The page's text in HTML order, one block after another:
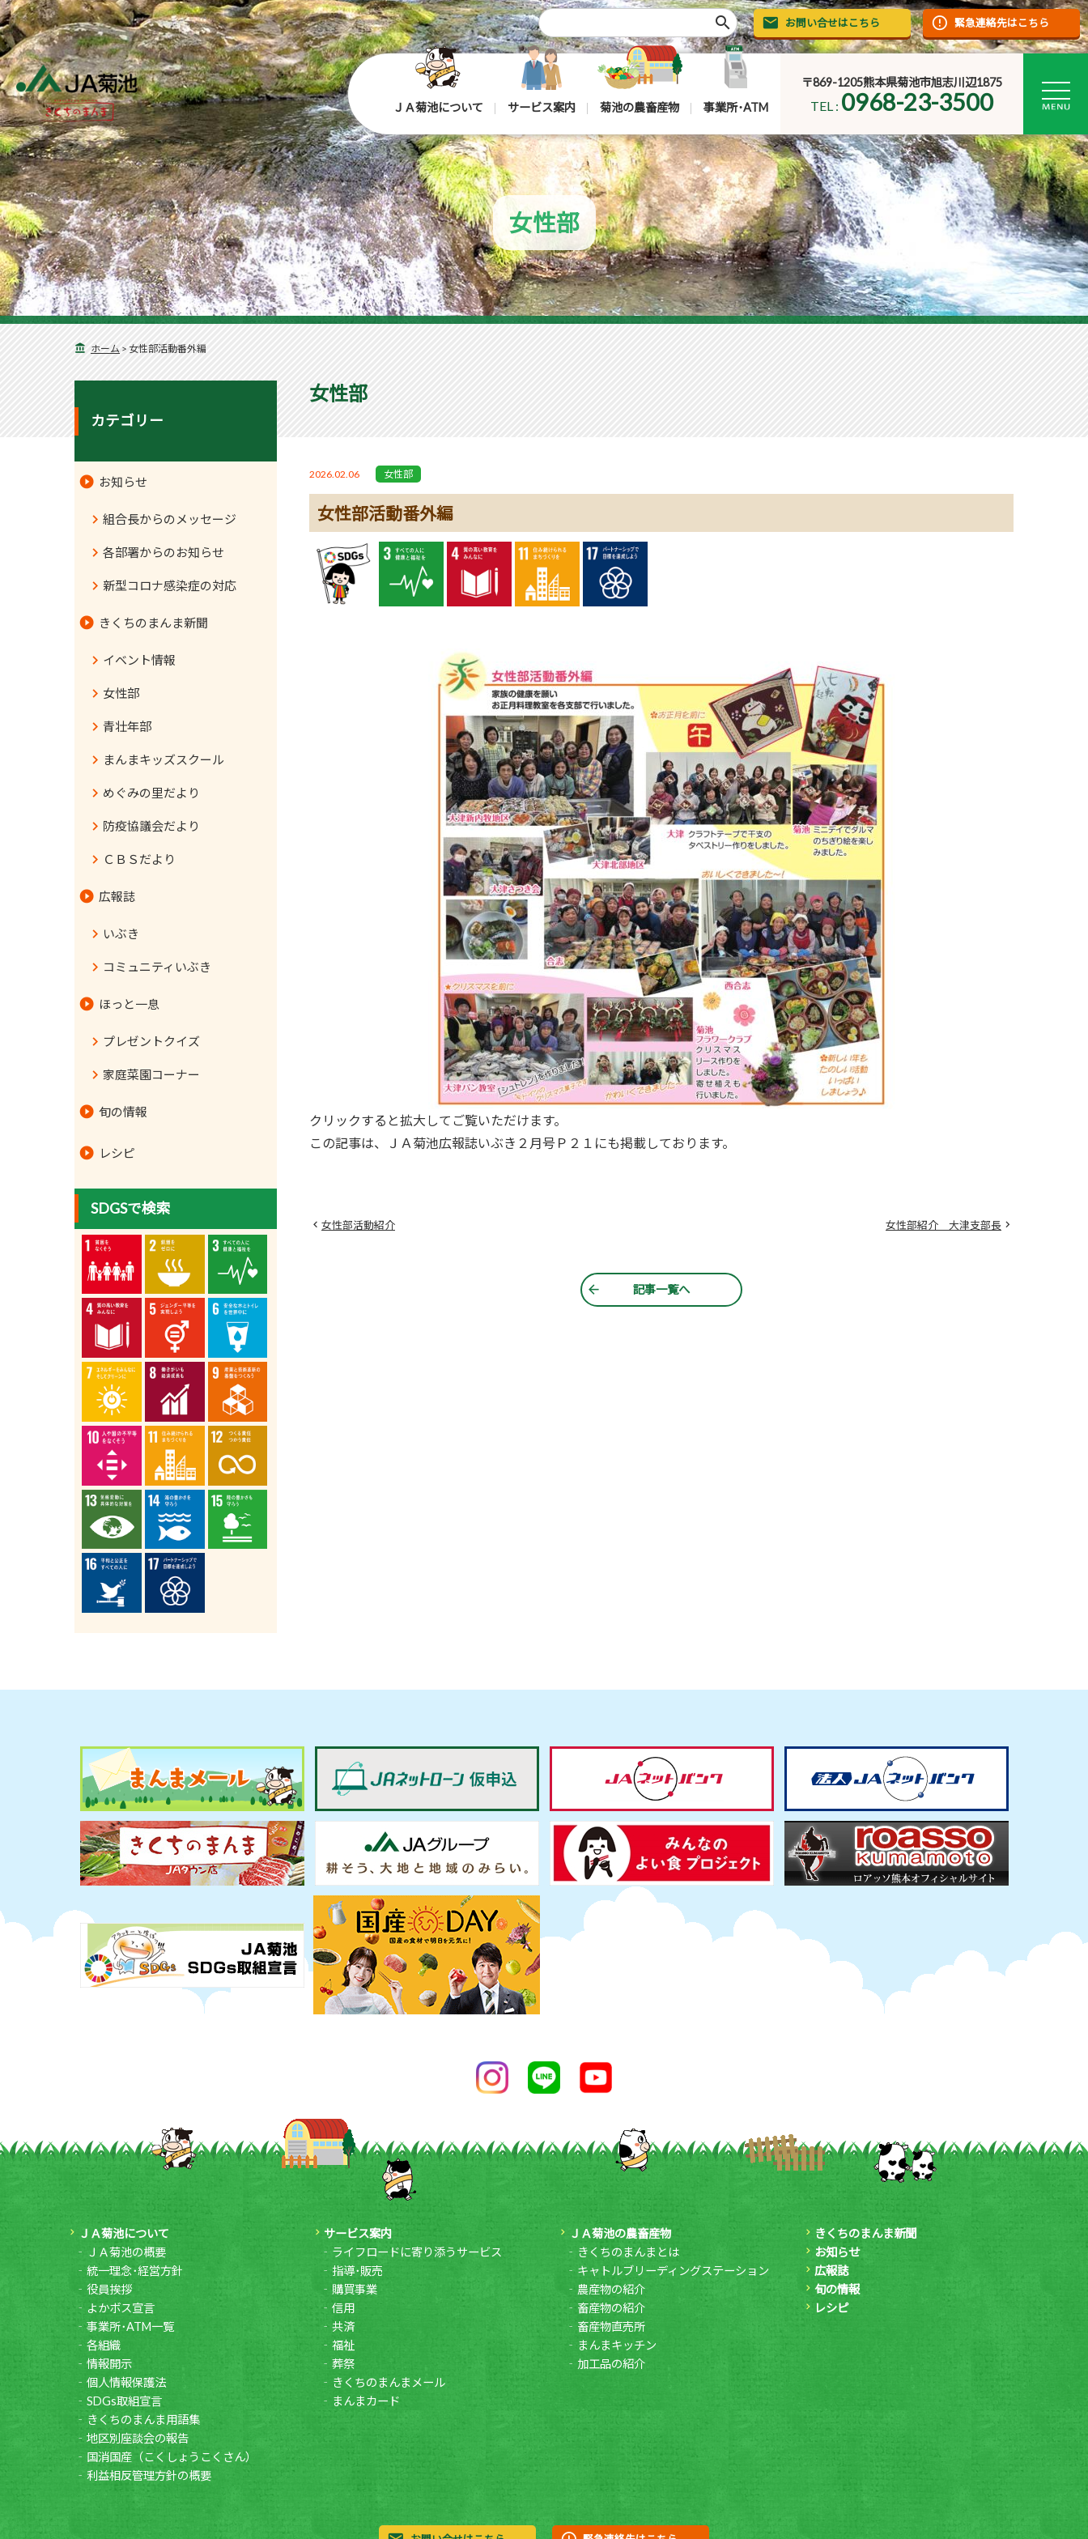
search お問い合せはこちら 緊急連絡先はこちら
ＪＡ菊池について サービス案内 菊池の農畜産物 事業所･ATM
〒869-1205熊本県菊池市旭志川辺1875
TEL : 0968-23-3500
女性部
ホーム > 女性部活動番外編
女性部
2026.02.06 女性部
女性部活動番外編
クリックすると拡大してご覧いただけます。
この記事は、ＪＡ菊池広報誌いぶき２月号Ｐ２１にも掲載しております。
女性部活動紹介 女性部紹介 大津支部長
記事一覧へ
カテゴリー
お知らせ
組合長からのメッセージ
各部署からのお知らせ
新型コロナ感染症の対応
きくちのまんま新聞
イベント情報
女性部
青壮年部
まんまキッズスクール
めぐみの里だより
防疫協議会だより
ＣＢＳだより
広報誌
いぶき
コミュニティいぶき
ほっと一息
プレゼントクイズ
家庭菜園コーナー
旬の情報
レシピ
SDGSで検索
ＪＡ菊池について
ＪＡ菊池の概要
統一理念･経営方針
役員挨拶
よかボス宣言
事業所･ATM一覧
各組織
情報開示
個人情報保護法
SDGs取組宣言
きくちのまんま用語集
地区別座談会の報告
国消国産（こくしょうこくさん）
利益相反管理方針の概要
サービス案内
ライフロードに寄り添うサービス
指導･販売
購買事業
信用
共済
福祉
葬祭
きくちのまんまメール
まんまカード
ＪＡ菊池の農畜産物
きくちのまんまとは
キャトルブリーディングステーション
農産物の紹介
畜産物の紹介
畜産物直売所
まんまキッチン
加工品の紹介
きくちのまんま新聞
お知らせ
広報誌
旬の情報
レシピ